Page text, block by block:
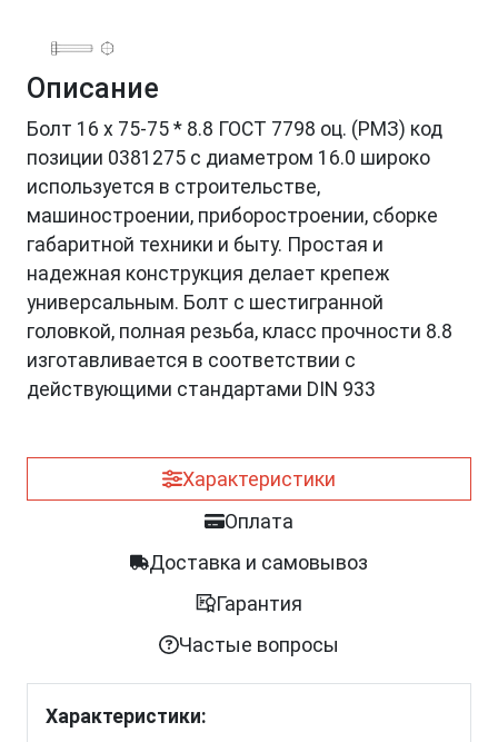
Описание
Болт 16 х 75-75 * 8.8 ГОСТ 7798 оц. (РМЗ) код
позиции 0381275 с диаметром 16.0 широко
используется в строительстве,
машиностроении, приборостроении, сборке
габаритной техники и быту. Простая и
надежная конструкция делает крепеж
универсальным. Болт с шестигранной
головкой, полная резьба, класс прочности 8.8
изготавливается в соответствии с
действующими стандартами DIN 933
Характеристики
Оплата
Доставка и самовывоз
Гарантия
Частые вопросы
Характеристики: